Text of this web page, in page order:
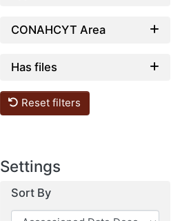
CONAHCYT Area
Has files
Reset filters
Settings
Sort By